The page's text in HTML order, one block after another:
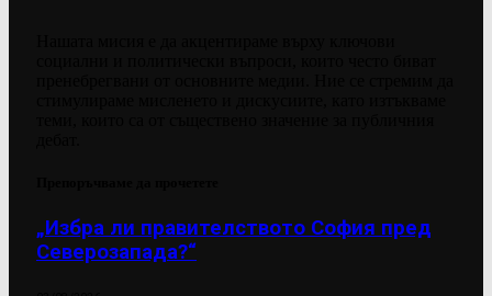
„Избра ли правителството София пред
Северозапада?“